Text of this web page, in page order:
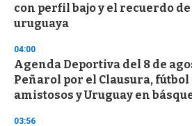
con perfil bajo y el recuerdo de
uruguaya
04:00
Agenda Deportiva del 8 de
Peñarol por el Clausura,
amistosos y Uruguay en
03:56